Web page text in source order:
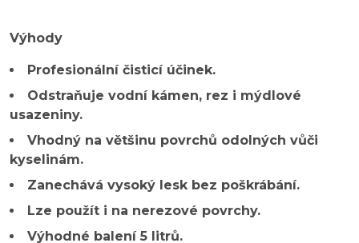
Výhody
Profesionální čisticí účinek.
Odstraňuje vodní kámen, rez i mýdlové
usazeniny.
Vhodný na většinu povrchů odolných vůči
kyselinám.
Zanechává vysoký lesk bez poškrábání.
Lze použít i na nerezové povrchy.
Výhodné balení 5 litrů.